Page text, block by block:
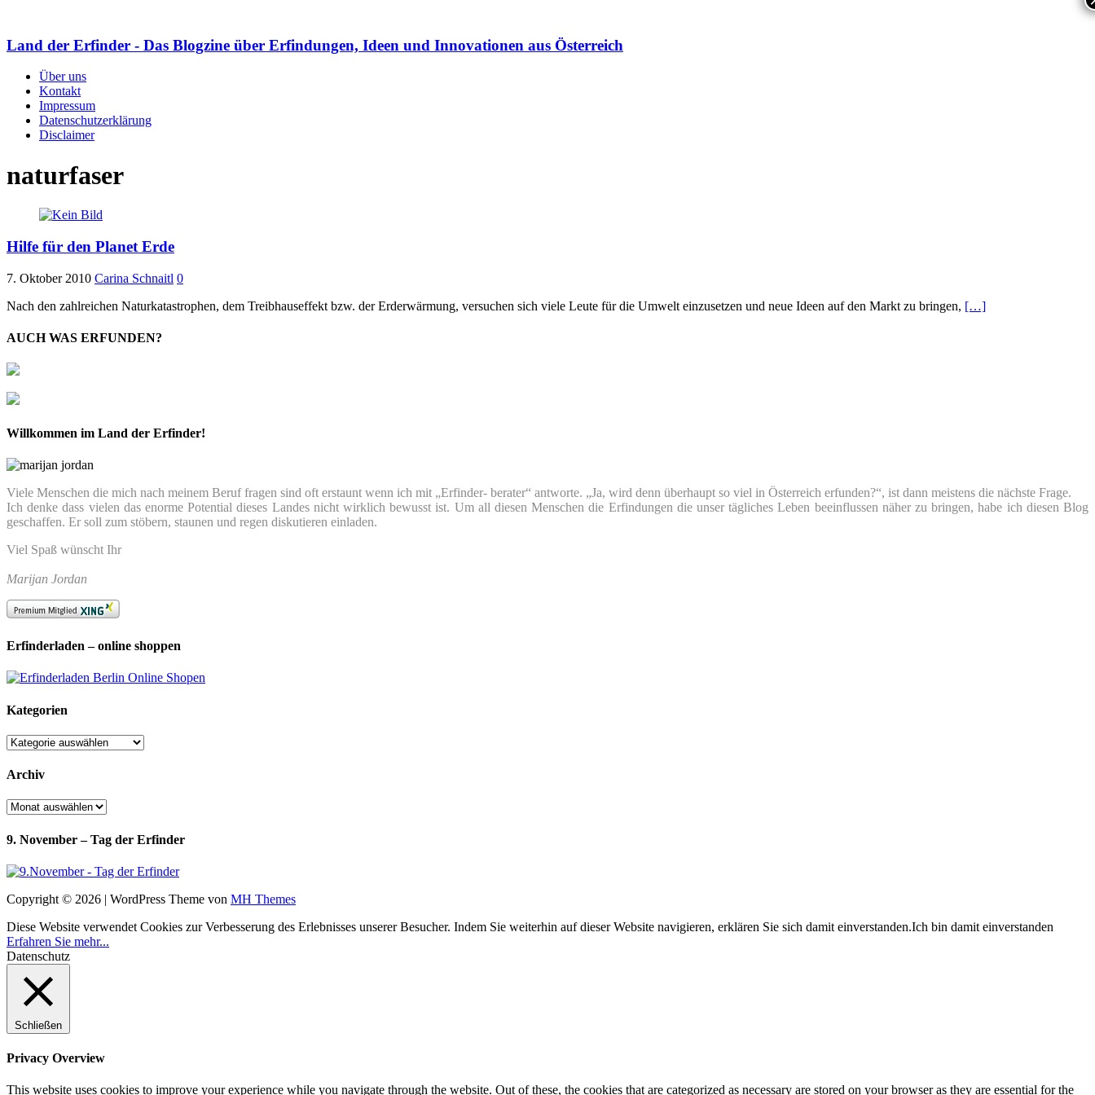
Land der Erfinder - Das Blogzine über Erfindungen, Ideen und Innovationen aus Österreich
Über uns
Kontakt
Impressum
Datenschutzerklärung
Disclaimer
naturfaser
Hilfe für den Planet Erde
7. Oktober 2010 Carina Schnaitl 0
Nach den zahlreichen Naturkatastrophen, dem Treibhauseffekt bzw. der Erderwärmung, versuchen sich viele Leute für die Umwelt einzusetzen und neue Ideen auf den Markt zu bringen, […]
AUCH WAS ERFUNDEN?
Willkommen im Land der Erfinder!
Viele Menschen die mich nach meinem Beruf fragen sind oft erstaunt wenn ich mit „Erfinder- berater“ antworte. „Ja, wird denn überhaupt so viel in Österreich erfunden?“, ist dann meistens die nächste Frage.
Ich denke dass vielen das enorme Potential dieses Landes nicht wirklich bewusst ist. Um all diesen Menschen die Erfindungen die unser tägliches Leben beeinflussen näher zu bringen, habe ich diesen Blog
geschaffen. Er soll zum stöbern, staunen und regen diskutieren einladen.
Viel Spaß wünscht Ihr
Marijan Jordan
Erfinderladen – online shoppen
Kategorien
Kategorien
Archiv
Archiv
9. November – Tag der Erfinder
Copyright © 2026 | WordPress Theme von MH Themes
Diese Website verwendet Cookies zur Verbesserung des Erlebnisses unserer Besucher. Indem Sie weiterhin auf dieser Website navigieren, erklären Sie sich damit einverstanden.Ich bin damit einverstanden
Erfahren Sie mehr...
Datenschutz
Schließen
Privacy Overview
This website uses cookies to improve your experience while you navigate through the website. Out of these, the cookies that are categorized as necessary are stored on your browser as they are essential for the